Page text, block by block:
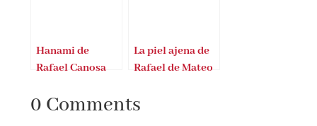
Hanami de
Rafael Canosa
La piel ajena de
Rafael de Mateo
0 Comments